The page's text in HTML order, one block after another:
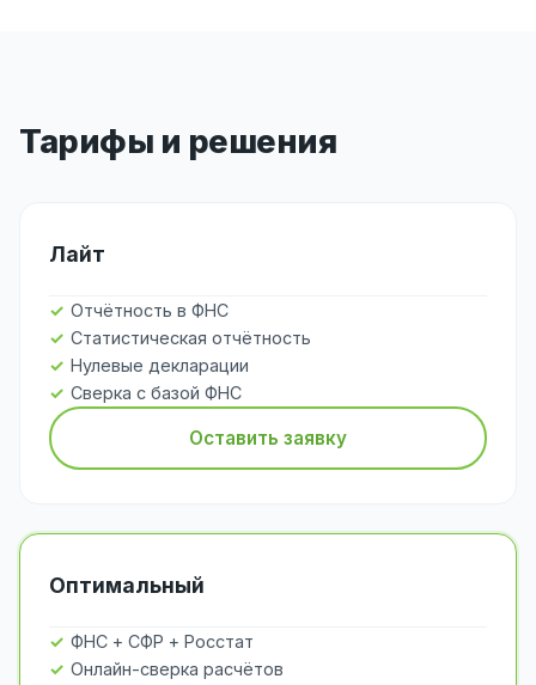
Тарифы и решения
Лайт
Отчётность в ФНС
Статистическая отчётность
Нулевые декларации
Сверка с базой ФНС
Оставить заявку
Оптимальный
ФНС + СФР + Росстат
Онлайн-сверка расчётов